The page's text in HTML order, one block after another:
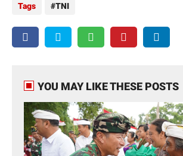
Tags TNI
YOU MAY LIKE THESE POSTS